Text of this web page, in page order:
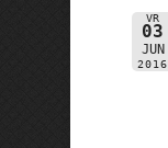
VR
03
JUN
2016